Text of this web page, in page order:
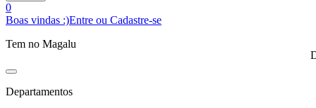
0
Boas vindas :)Entre ou Cadastre-se
Tem no Magalu
Departamentos